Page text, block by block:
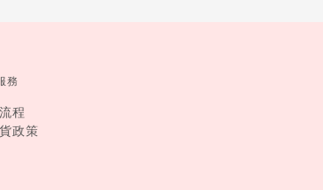
務
程
政策